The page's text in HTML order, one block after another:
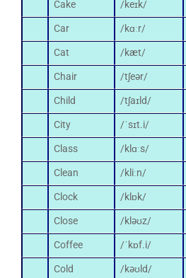
Cake /keɪk/
Car
/kɑːr/
Cat
/kæt/
Chair
/tʃeər/
Child
/tʃaɪld/
City
/ˈsɪt.i/
Class
/klɑːs/
Clean
/kliːn/
Clock
/klɒk/
Close
/kləʊz/
Coffee
/ˈkɒf.i/
Cold
/kəʊld/